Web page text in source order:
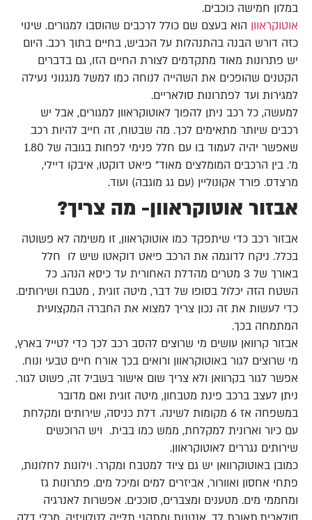
במלון חמישה כוכבים.
אוטוקראוון הוא בעצם שם כולל לרכבים שהוסבו למגורים. שינוי
כזה דורש הבנה בהתנהלות על הכביש, בחיים בתוך רכב. היום
יש פתרונות מאוד מתקדמים לצורת החיים הזו, גם בדברים
הקטנים שהופכים את השהייה לנוחה כמו למשל מנגנוני נעילה
למגירות ועד לפתרונות סולאריים.
למעשה, כל רכב ניתן להפוך לאוטוקראוון למגורים, אבל יש
רכבים שיותר מתאימים לכך. מה שבטוח, זה חייב להיות רכב
שאפשר יהיה לעמוד בו עם חלל פנימי לפחות בגובה של 1.80
מ'. בין הרכבים המומלצים מאוד" פיאט דוקטו, איבקו דיילי,
מרצדס. פורד אקונוליין (עם גג מוגבה) ועוד.
אבזור אוטוקראוון- מה צריך?
אבזור רכב כדי שיתפקד כמו אוטוקראוון, זו משימה לא פשוטה
בכלל. ניקח לדוגמה את הרכב פיאט דוקאטו שיש לו חלל
באורך של 3 מטרים מהדלת האחורית עד כיסא הנהג. כל
השטח הזה יכלול בסופו של דבר, מיטה זוגית , מטבח ושירותים.
כדי לעשות את זה נכון צריך למצוא את החברה המקצועית
המתמחה בכך.
אבזור קרוואן עושים מי שרוצים להסב רכב לכך כדי לטייל בארץ,
מי שרוצים לגור באוטוקראוון ורואים בכך אורח חיים טבעי ונוח.
אפשר לגור בקרוואן ולא צריך שום אישור בשביל זה, פשוט לגור.
ניתן לעצב ברכב פינת מטבחון, מיטה זוגית ואם מדובר
במשפחה אז 6 מקומות לשינה. דלת כניסה, שירותים ומקלחת
עם כיור וארונית למקלחת, ממש כמו בבית. ויש הרוכשים
שירותים נגררים לאוטוקראוון.
כמובן באוטוקרוואן יש גם ציוד למטבח ומקרר. וילונות לחלונות,
פתחי אחסון ואוורור, אביזרים למים ומיכל מים. פתרונות גז
ומחממי מים. מטענים ומצברים, סוככים. אפשרות לאנרגיה